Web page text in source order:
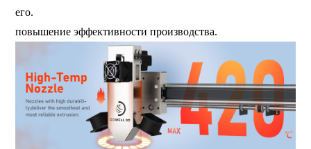
его.
повышение эффективности производства.